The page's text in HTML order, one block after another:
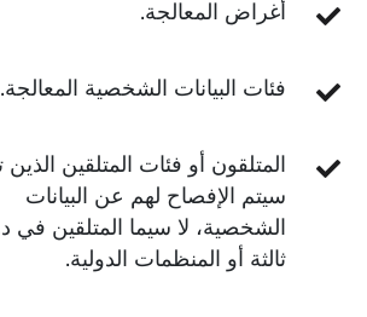
أغراض المعالجة.
فئات البيانات الشخصية المعالجة.
المتلقون أو فئات المتلقين الذين
سيتم الإفصاح لهم عن البيانات
الشخصية، لا سيما المتلقين في
ثالثة أو المنظمات الدولية.